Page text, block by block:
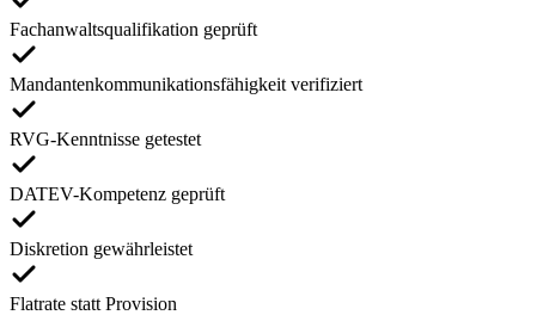
Fachanwaltsqualifikation geprüft
Mandantenkommunikationsfähigkeit verifiziert
RVG-Kenntnisse getestet
DATEV-Kompetenz geprüft
Diskretion gewährleistet
Flatrate statt Provision